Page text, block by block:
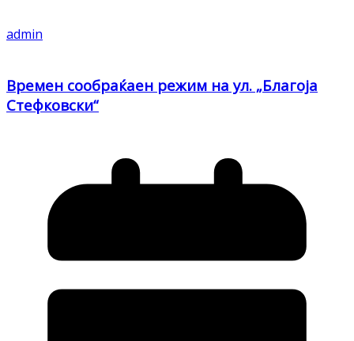
admin
Времен сообраќаен режим на ул. „Благоја
Стефковски“